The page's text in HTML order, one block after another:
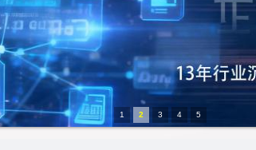
1 2 3 4 5